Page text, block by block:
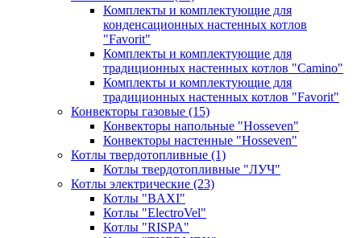
Комплекты и комплектующие для
конденсационных настенных котлов
"Favorit"
Комплекты и комплектующие для
традиционных настенных котлов "Camino"
Комплекты и комплектующие для
традиционных настенных котлов "Favorit"
Конвекторы газовые (15)
Конвекторы напольные "Hosseven"
Конвекторы настенные "Hosseven"
Котлы твердотопливные (1)
Котлы твердотопливные "ЛУЧ"
Котлы электрические (23)
Котлы "BAXI"
Котлы "ElectroVel"
Котлы "RISPA"